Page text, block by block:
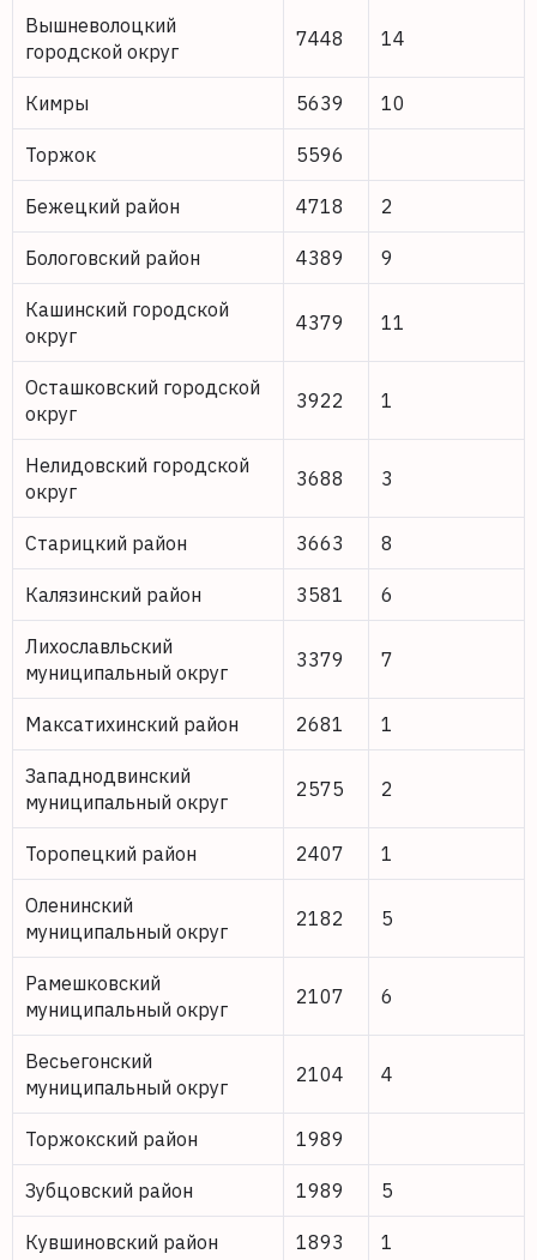
Вышневолоцкий
городской округ
7448 14
Кимры 5639 10
Торжок 5596
Бежецкий район 4718 2
Бологовский район 4389 9
Кашинский городской
округ
4379 11
Осташковский городской
округ
3922 1
Нелидовский городской
округ
3688 3
Старицкий район 3663 8
Калязинский район 3581 6
Лихославльский
муниципальный округ
3379 7
Максатихинский район 2681 1
Западнодвинский
муниципальный округ
2575 2
Торопецкий район 2407 1
Оленинский
муниципальный округ
2182 5
Рамешковский
муниципальный округ
2107 6
Весьегонский
муниципальный округ
2104 4
Торжокский район 1989
Зубцовский район 1989 5
Кувшиновский район 1893 1